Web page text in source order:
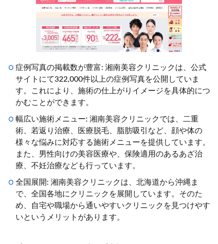
症例写真の掲載数が豊富: 湘南美容クリニックは、公式
サイトにて322,000件以上の症例写真を公開していま
す。これにより、施術の仕上がりイメージを具体的につ
かむことができます。
幅広い施術メニュー: 湘南美容クリニックでは、二重
術、若返り治療、医療脱毛、脂肪吸引など、顔や体の
様々な悩みに対応する施術メニューを提供しています。
また、男性向けの美容医療や、保険適用のあるあざ治
療、不妊治療なども行っています。
全国展開: 湘南美容クリニックは、北海道から沖縄ま
で、全国各地にクリニックを展開しています。そのた
め、自宅や職場から通いやすいクリニックを見つけやす
いというメリットがあります。